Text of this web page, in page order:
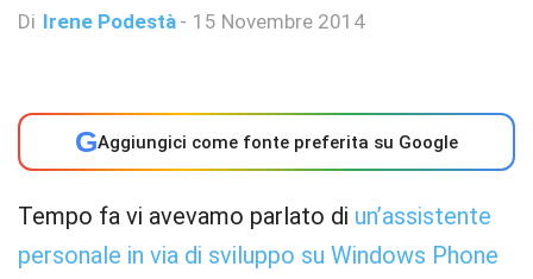
Di Irene Podestà - 15 Novembre 2014
GAggiungici come fonte preferita su Google
Tempo fa vi avevamo parlato di un’assistente
personale in via di sviluppo su Windows Phone